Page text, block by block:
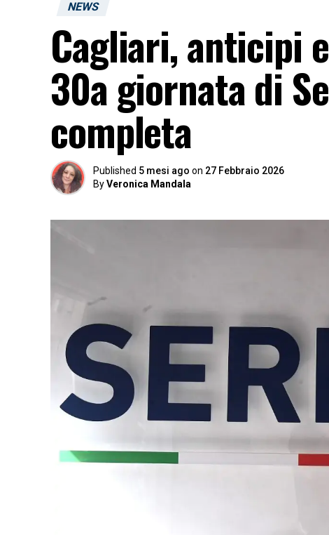
NEWS
Cagliari, anticipi
30a giornata di
completa
Published 5 mesi ago on 27 Febbraio 2026
ByVeronica Mandala